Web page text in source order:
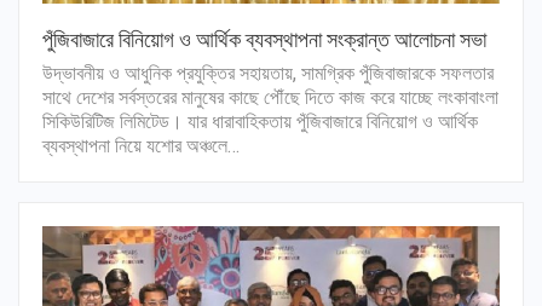
পুঁজিবাজারে বিনিয়োগ ও আর্থিক ব্যবস্থাপনা সংক্রান্ত আলোচনা সভা
উদ্ভাবনীয় ও আধুনিক প্রযুক্তির সহায়তায়, সামগ্রিক পুঁজিবাজারকে সফলতার
সাথে দেশের সর্বস্তরের মানুষের কাছে পৌঁছে দিতে কাজ করে যাচ্ছে লংকাবাংলা
সিকিউরিটিজ লিমিটেড। যার ধারাবাহিকতায় পুঁজিবাজারে বিনিয়োগ ও আর্থিক
ব্যবস্থাপনা নিয়ে যশোর অঞ্চলে…